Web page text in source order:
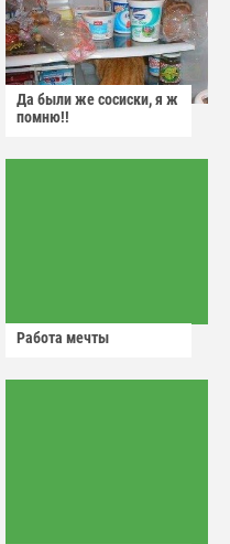
Да были же сосиски, я ж
помню!!
Работа мечты